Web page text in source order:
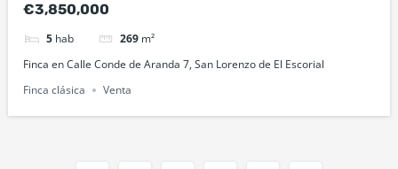
€3,850,000
5 hab 269 m²
Finca en Calle Conde de Aranda 7, San Lorenzo de El Escorial
Finca clásica
Venta